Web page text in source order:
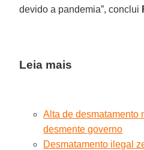
devido a pandemia”, conclui
Leia mais
Alta de desmatamento
desmente governo
Desmatamento ilegal